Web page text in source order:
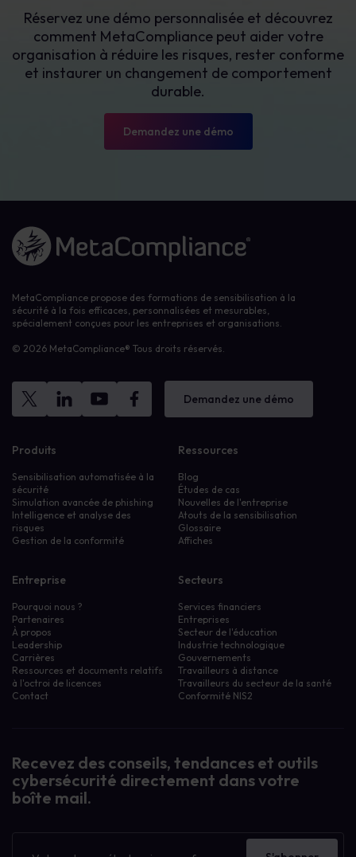
Réservez une démo personnalisée et découvrez
comment MetaCompliance peut aider votre
organisation à réduire les risques, rester conforme
et instaurer un changement de comportement
durable.
Demandez une démo
Lien vers la page d'accueil
MetaCompliance propose des formations de sensibilisation à la
sécurité à la fois efficaces, personnalisées et mesurables,
spécialement conçues pour les entreprises et organisations.
© 2026 MetaCompliance® Tous droits réservés.
Demandez une démo
Produits
Sensibilisation automatisée à la
sécurité
Simulation avancée de phishing
Intelligence et analyse des
risques
Gestion de la conformité
Ressources
Blog
Études de cas
Nouvelles de l'entreprise
Atouts de la sensibilisation
Glossaire
Affiches
Entreprise
Pourquoi nous ?
Partenaires
À propos
Leadership
Carrières
Ressources et documents relatifs
à l'octroi de licences
Contact
Secteurs
Services financiers
Entreprises
Secteur de l'éducation
Industrie technologique
Gouvernements
Travailleurs à distance
Travailleurs du secteur de la santé
Conformité NIS2
Recevez des conseils, tendances et outils
cybersécurité directement dans votre
boîte mail.